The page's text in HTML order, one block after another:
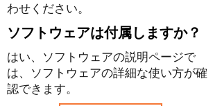
わせください。
ソフトウェアは付属しますか？
はい、ソフトウェアの説明ページで
は、ソフトウェアの詳細な使い方が確
認できます。